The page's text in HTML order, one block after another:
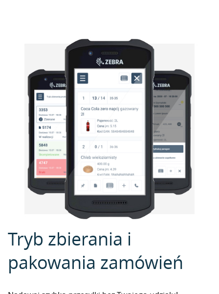
Tryb zbierania i
pakowania zamówień